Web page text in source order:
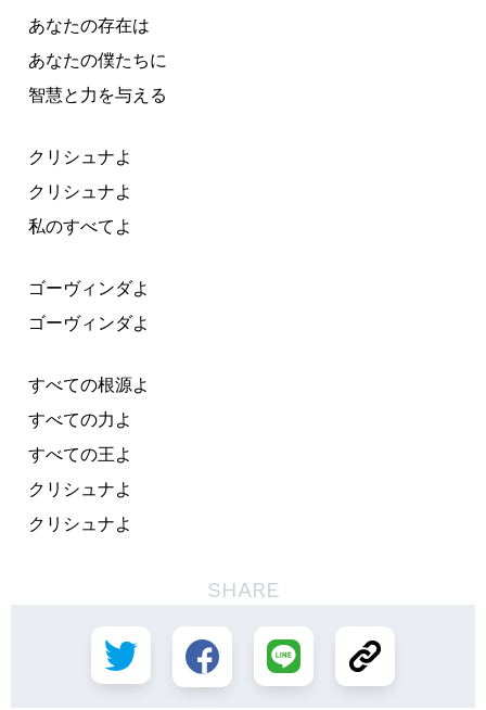
あなたの存在は
あなたの僕たちに
智慧と力を与える
クリシュナよ
クリシュナよ
私のすべてよ
ゴーヴィンダよ
ゴーヴィンダよ
すべての根源よ
すべての力よ
すべての王よ
クリシュナよ
クリシュナよ
SHARE